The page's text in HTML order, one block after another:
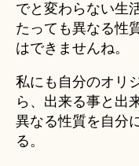
でと変わらない生
たっても異なる性
はできませんね。
私にも自分のオリ
ら、出来る事と出
異なる性質を自分
る。